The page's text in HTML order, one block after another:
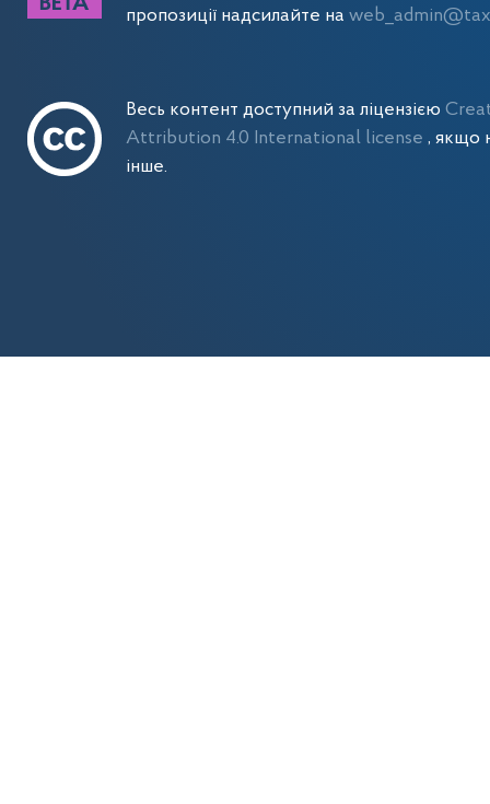
пропозиції надсилайте на
Весь контент доступний за ліцензією
Attribution 4.0 International license , якщо
інше.